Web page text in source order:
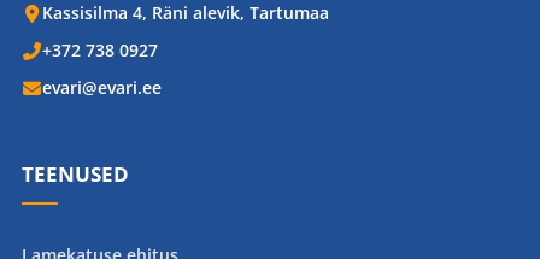
Kassisilma 4, Räni alevik, Tartumaa
+372 738 0927
evari@evari.ee
TEENUSED